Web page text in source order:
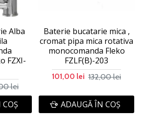
Alba
FZXI-
lei
Baterie bucatarie mica ,
cromat pipa mica rotativa
monocomanda Fleko
FZLF(B)-203
101,00 lei 132,00 lei
ADAUGĂ ÎN COŞ